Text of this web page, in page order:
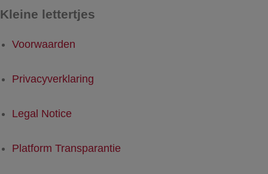
Kleine lettertjes
Voorwaarden
Privacyverklaring
Legal Notice
Platform Transparantie